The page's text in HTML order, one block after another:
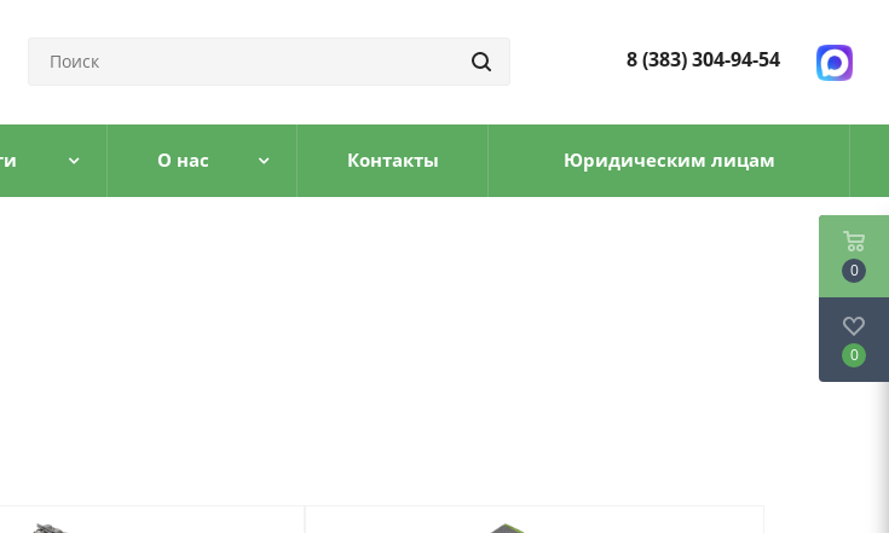
8 (383) 304-94-54
О нас Контакты Юридическим лицам
0
0